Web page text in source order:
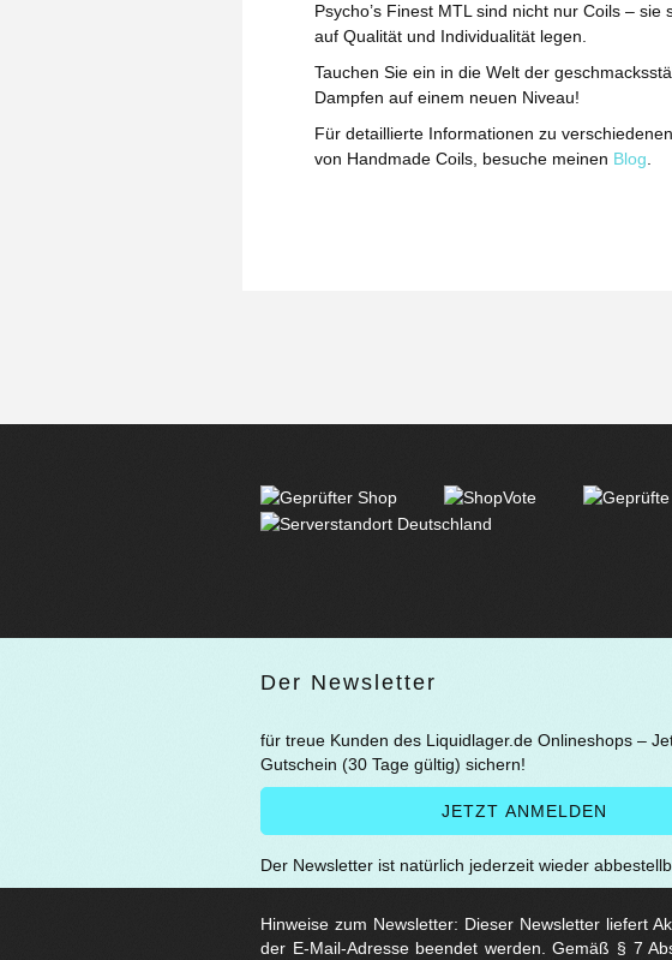
Psycho’s Finest MTL sind nicht nur Coils –
auf Qualität und Individualität legen.
Tauchen Sie ein in die Welt der
Dampfen auf einem neuen Niveau!
Für detaillierte Informationen zu
von Handmade Coils, besuche meinen Blog
Der Newsletter
für treue Kunden des Liquidlager.de Onlineshops –
Gutschein (30 Tage gültig) sichern!
Der Newsletter ist natürlich jederzeit wieder
Hinweise zum Newsletter: Dieser Newsletter liefert
der E-Mail-Adresse beendet werden. Gemäß § 7